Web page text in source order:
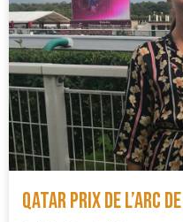
Qatar Prix de l’Arc